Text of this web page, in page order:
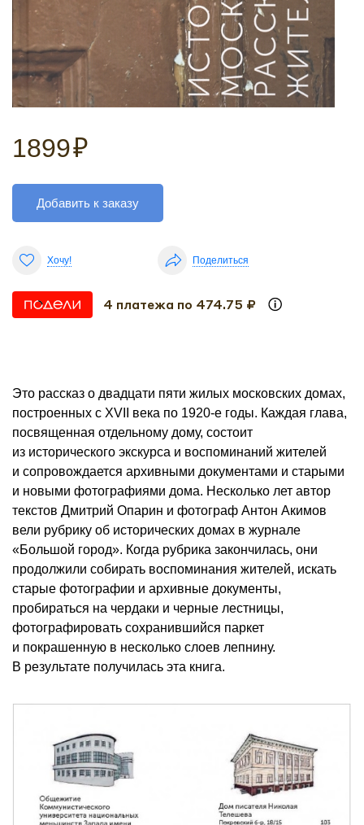
1899₽
Добавить к заказу
Хочу! Поделиться
4 платежа по 474.75 ₽
Это рассказ о двадцати пяти жилых московских домах,
построенных с XVII века по 1920-е годы. Каждая глава,
посвященная отдельному дому, состоит
из исторического экскурса и воспоминаний жителей
и сопровождается архивными документами и старыми
и новыми фотографиями дома. Несколько лет автор
текстов Дмитрий Опарин и фотограф Антон Акимов
вели рубрику об исторических домах в журнале
«Большой город». Когда рубрика закончилась, они
продолжили собирать воспоминания жителей, искать
старые фотографии и архивные документы,
пробираться на чердаки и черные лестницы,
фотографировать сохранившийся паркет
и покрашенную в несколько слоев лепнину.
В результате получилась эта книга.